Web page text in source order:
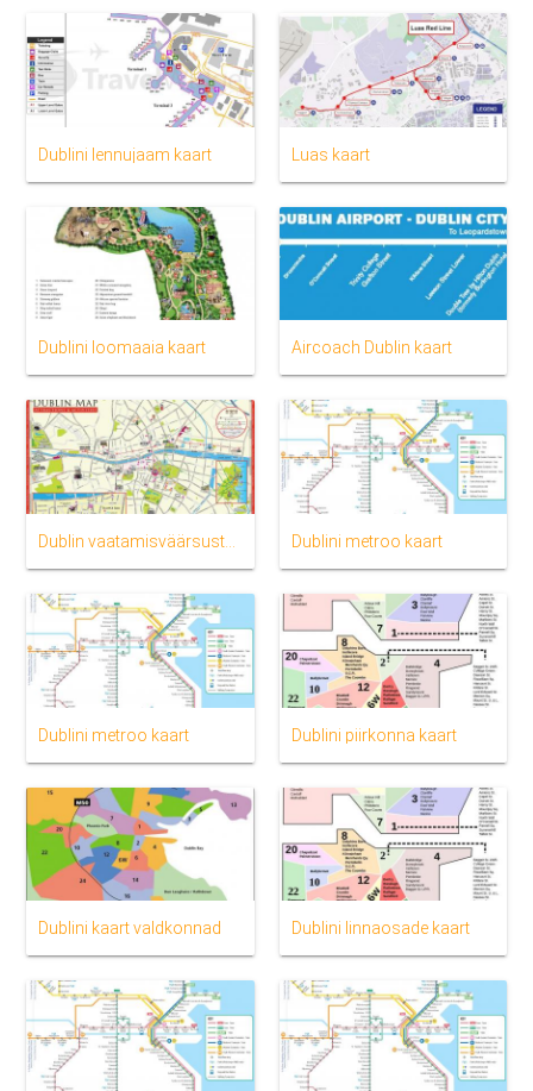
Dublini lennujaam kaart Luas kaart
Dublini loomaaia kaart Aircoach Dublin kaart
Dublini metroo kaart
Dublini metroo kaart Dublini piirkonna kaart
Dublini kaart valdkonnad Dublini linnaosade kaart